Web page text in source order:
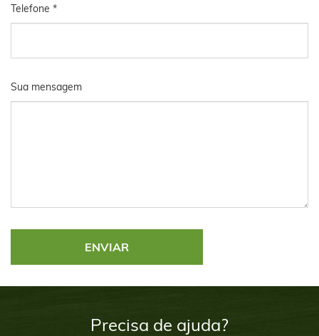
Telefone *
Sua mensagem
Precisa de ajuda?